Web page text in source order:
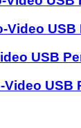
Video USB
USB
USB